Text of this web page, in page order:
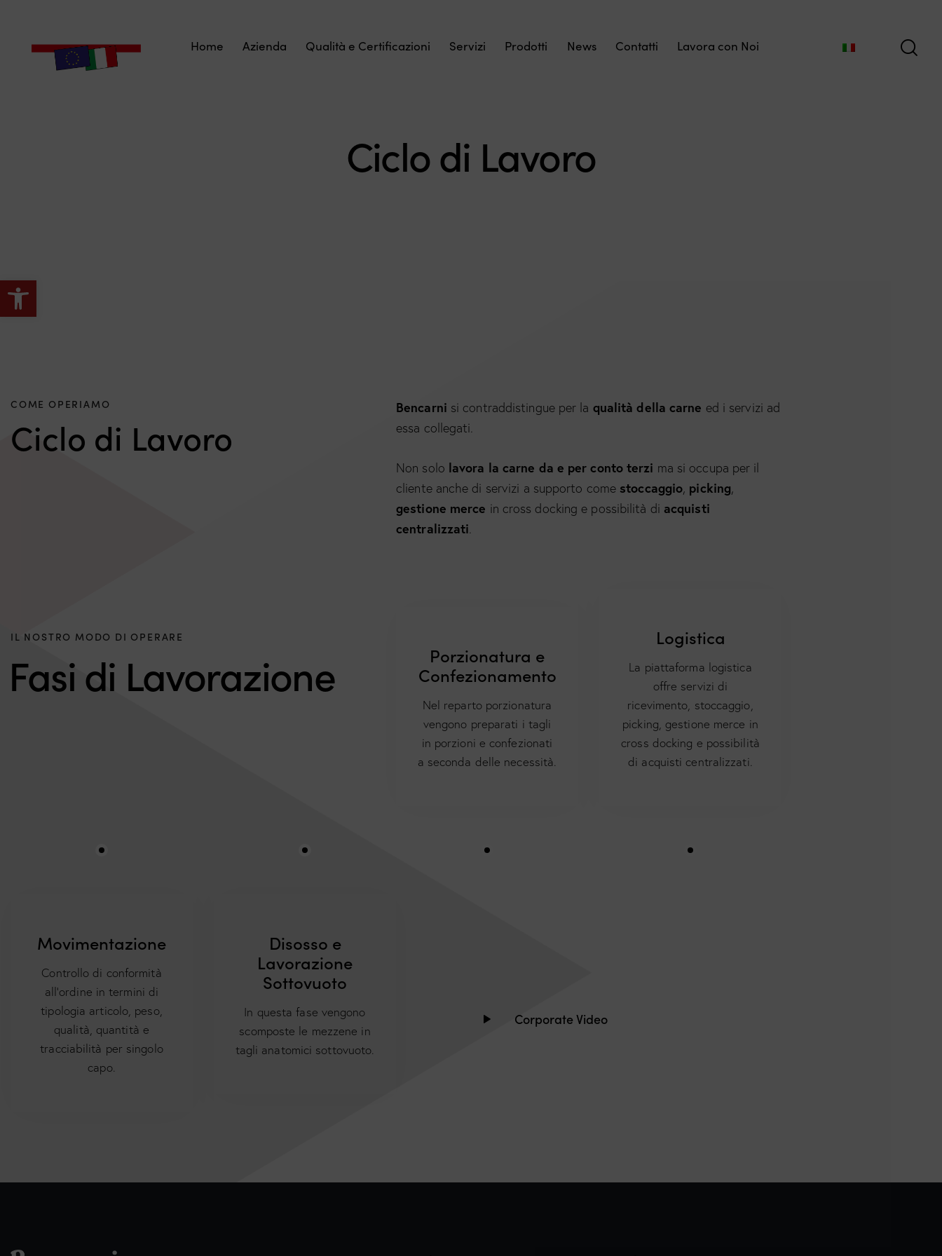
Apri la barra degli strumenti
Home Azienda Qualità e Certificazioni Servizi Prodotti News Contatti Lavora con Noi
Ciclo di Lavoro
COME OPERIAMO
Ciclo di Lavoro
Bencarni si contraddistingue per la qualità della carne ed i servizi ad
essa collegati.
Non solo lavora la carne da e per conto terzi ma si occupa per il
cliente anche di servizi a supporto come stoccaggio, picking,
gestione merce in cross docking e possibilità di acquisti
centralizzati.
IL NOSTRO MODO DI OPERARE
Fasi di Lavorazione
Porzionatura e
Confezionamento
Nel reparto porzionatura
vengono preparati i tagli
in porzioni e confezionati
a seconda delle necessità.
Logistica
La piattaforma logistica
offre servizi di
ricevimento, stoccaggio,
picking, gestione merce in
cross docking e possibilità
di acquisti centralizzati.
Movimentazione
Controllo di conformità
all’ordine in termini di
tipologia articolo, peso,
qualità, quantità e
tracciabilità per singolo
capo.
Disosso e
Lavorazione
Sottovuoto
In questa fase vengono
scomposte le mezzene in
tagli anatomici sottovuoto.
Corporate Video